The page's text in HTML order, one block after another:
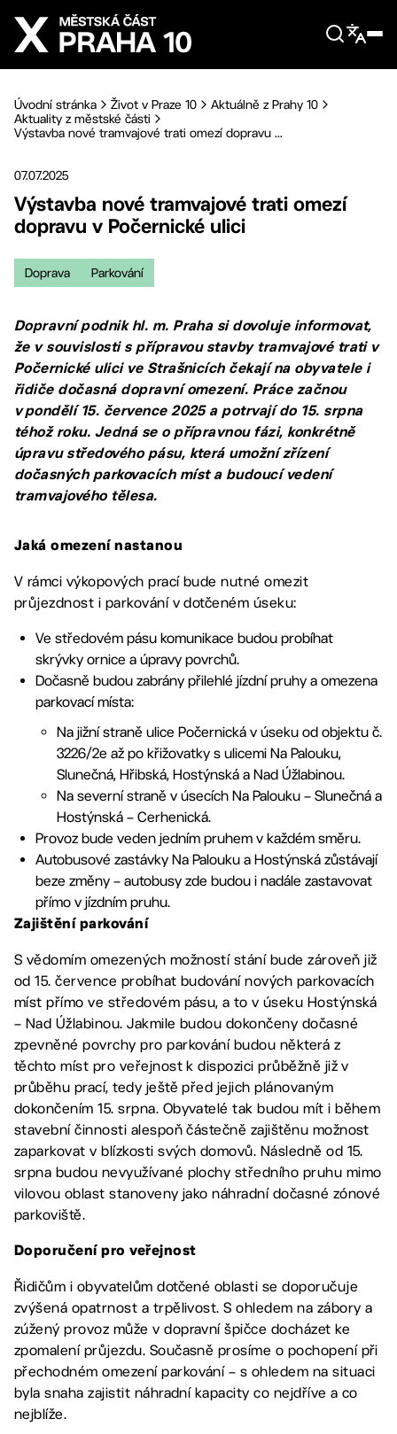
Přejít na hlavní obsah
Úvodní stránka Život v Praze 10
Aktuálně z Prahy 10
Aktuality z městské části
Výstavba nové tramvajové trati omezí dopravu ...
07.07.2025
Výstavba nové tramvajové trati omezí
dopravu v Počernické ulici
Doprava Parkování
Dopravní podnik hl. m. Praha si dovoluje informovat,
že v souvislosti s přípravou stavby tramvajové trati v
Počernické ulici ve Strašnicích čekají na obyvatele i
řidiče dočasná dopravní omezení. Práce začnou
v pondělí 15. července 2025 a potrvají do 15. srpna
téhož roku. Jedná se o přípravnou fázi, konkrétně
úpravu středového pásu, která umožní zřízení
dočasných parkovacích míst a budoucí vedení
tramvajového tělesa.
Jaká omezení nastanou
V rámci výkopových prací bude nutné omezit
průjezdnost i parkování v dotčeném úseku:
Ve středovém pásu komunikace budou probíhat
skrývky ornice a úpravy povrchů.
Dočasně budou zabrány přilehlé jízdní pruhy a omezena
parkovací místa:
Na jižní straně ulice Počernická v úseku od objektu č.
3226/2e až po křižovatky s ulicemi Na Palouku,
Slunečná, Hřibská, Hostýnská a Nad Úžlabinou.
Na severní straně v úsecích Na Palouku – Slunečná a
Hostýnská – Cerhenická.
Provoz bude veden jedním pruhem v každém směru.
Autobusové zastávky Na Palouku a Hostýnská zůstávají
beze změny – autobusy zde budou i nadále zastavovat
přímo v jízdním pruhu.
Zajištění parkování
S vědomím omezených možností stání bude zároveň již
od 15. července probíhat budování nových parkovacích
míst přímo ve středovém pásu, a to v úseku Hostýnská
– Nad Úžlabinou. Jakmile budou dokončeny dočasné
zpevněné povrchy pro parkování budou některá z
těchto míst pro veřejnost k dispozici průběžně již v
průběhu prací, tedy ještě před jejich plánovaným
dokončením 15. srpna. Obyvatelé tak budou mít i během
stavební činnosti alespoň částečně zajištěnu možnost
zaparkovat v blízkosti svých domovů. Následně od 15.
srpna budou nevyužívané plochy středního pruhu mimo
vilovou oblast stanoveny jako náhradní dočasné zónové
parkoviště.
Doporučení pro veřejnost
Řidičům i obyvatelům dotčené oblasti se doporučuje
zvýšená opatrnost a trpělivost. S ohledem na zábory a
zúžený provoz může v dopravní špičce docházet ke
zpomalení průjezdu. Současně prosíme o pochopení při
přechodném omezení parkování – s ohledem na situaci
byla snaha zajistit náhradní kapacity co nejdříve a co
nejblíže.